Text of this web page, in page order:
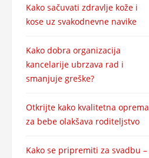
Kako sačuvati zdravlje kože i
kose uz svakodnevne navike
Kako dobra organizacija
kancelarije ubrzava rad i
smanjuje greške?
Otkrijte kako kvalitetna oprema
za bebe olakšava roditeljstvo
Kako se pripremiti za svadbu –